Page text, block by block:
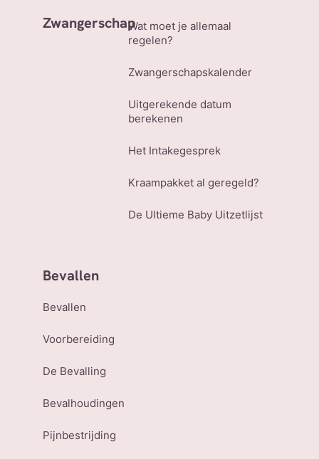
ZwangerschapWat moet je allemaal
regelen?
Zwangerschapskalender
Uitgerekende datum
berekenen
Het Intakegesprek
Kraampakket al geregeld?
De Ultieme Baby Uitzetlijst
Bevallen
Bevallen
Voorbereiding
De Bevalling
Bevalhoudingen
Pijnbestrijding